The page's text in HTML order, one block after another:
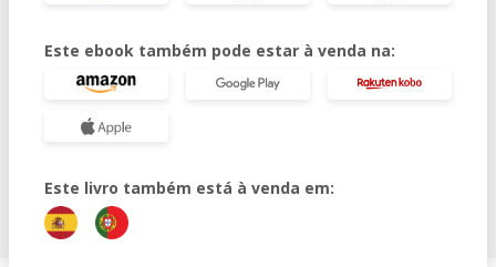
Este ebook também pode estar à venda na:
Este livro também está à venda em: